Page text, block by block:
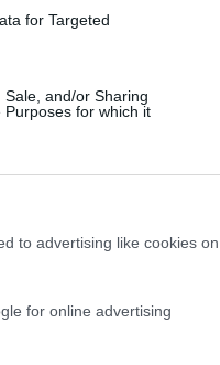
for Targeted
and/or Sharing
for which it
to advertising like cookies on
for online advertising
«Βασίλης
για το
Στ. Σκορδίλη)